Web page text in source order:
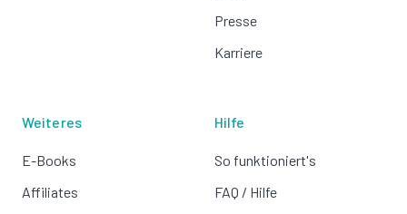
Presse
Karriere
Weiteres
E-Books
Affiliates
Hilfe
So funktioniert's
FAQ / Hilfe